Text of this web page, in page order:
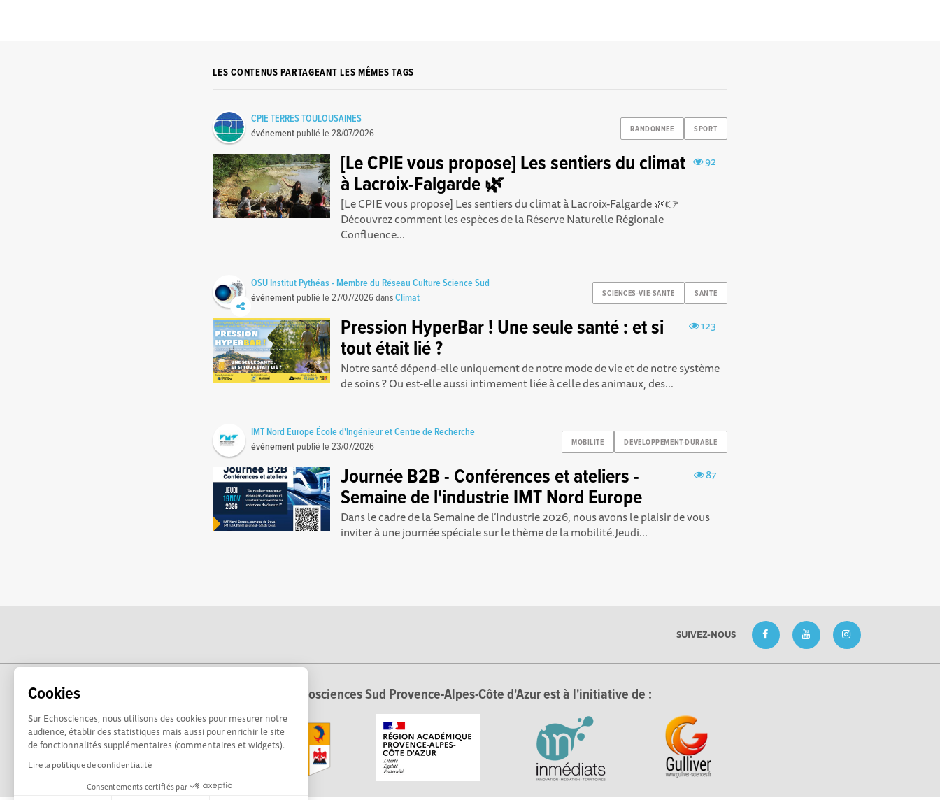
Cookies
Sur Echosciences, nous utilisons des cookies pour mesurer notre
audience, établir des statistiques mais aussi pour enrichir le site
de fonctionnalités supplémentaires (commentaires et widgets).
Lire la politique de confidentialité
Consentements certifiés par
LES CONTENUS PARTAGEANT LES MÊMES TAGS
RANDONNEE SPORT
CPIE TERRES TOULOUSAINES
événement publié le28/07/2026
92
[Le CPIE vous propose] Les sentiers du climat
à Lacroix-Falgarde 🌿
[Le CPIE vous propose] Les sentiers du climat à Lacroix-Falgarde 🌿👉
Découvrez comment les espèces de la Réserve Naturelle Régionale
Confluence...
SCIENCES-VIE-SANTE SANTE
OSU Institut Pythéas - Membre du Réseau Culture Science Sud
événement publié le27/07/2026dansClimat
123
Pression HyperBar ! Une seule santé : et si
tout était lié ?
Notre santé dépend-elle uniquement de notre mode de vie et de notre système
de soins ? Ou est-elle aussi intimement liée à celle des animaux, des...
MOBILITE DEVELOPPEMENT-DURABLE
IMT Nord Europe École d'Ingénieur et Centre de Recherche
événement publié le23/07/2026
87
Journée B2B - Conférences et ateliers -
Semaine de l'industrie IMT Nord Europe
Dans le cadre de la Semaine de l’Industrie 2026, nous avons le plaisir de vous
inviter à une journée spéciale sur le thème de la mobilité.Jeudi...
SUIVEZ-NOUS
Echosciences Sud Provence-Alpes-Côte d'Azur est à l'initiative de :